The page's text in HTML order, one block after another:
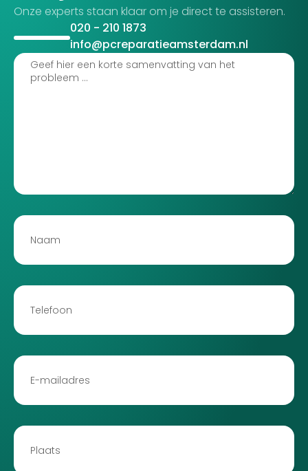
Onze experts staan klaar om je direct te assisteren.
020 - 210 1873
info@pcreparatieamsterdam.nl